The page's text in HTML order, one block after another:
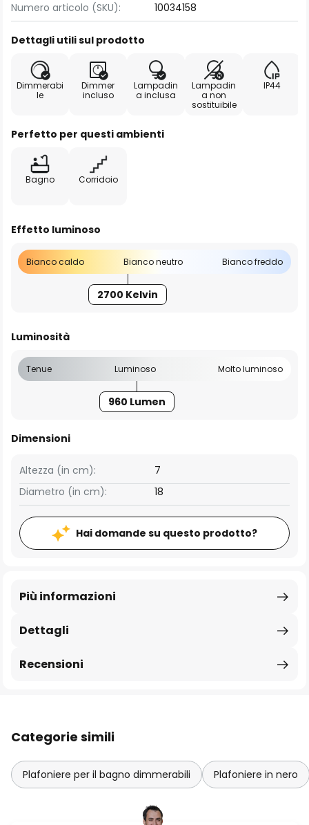
Numero articolo (SKU):
10034158
Dettagli utili sul prodotto
Dimmerabi
le
Dimmer
incluso
Lampadin
a inclusa
Lampadin
a non
sostituibile
IP44
Perfetto per questi ambienti
Bagno Corridoio
Effetto luminoso
Bianco caldo Bianco neutro Bianco freddo
2700 Kelvin
Luminosità
Tenue Luminoso Molto luminoso
960 Lumen
Dimensioni
Altezza (in cm):
7
Diametro (in cm):
18
Hai domande su questo prodotto?
Dettagli
Più informazioni
Recensioni
Categorie simili
Plafoniere per il bagno dimmerabili Plafoniere in nero